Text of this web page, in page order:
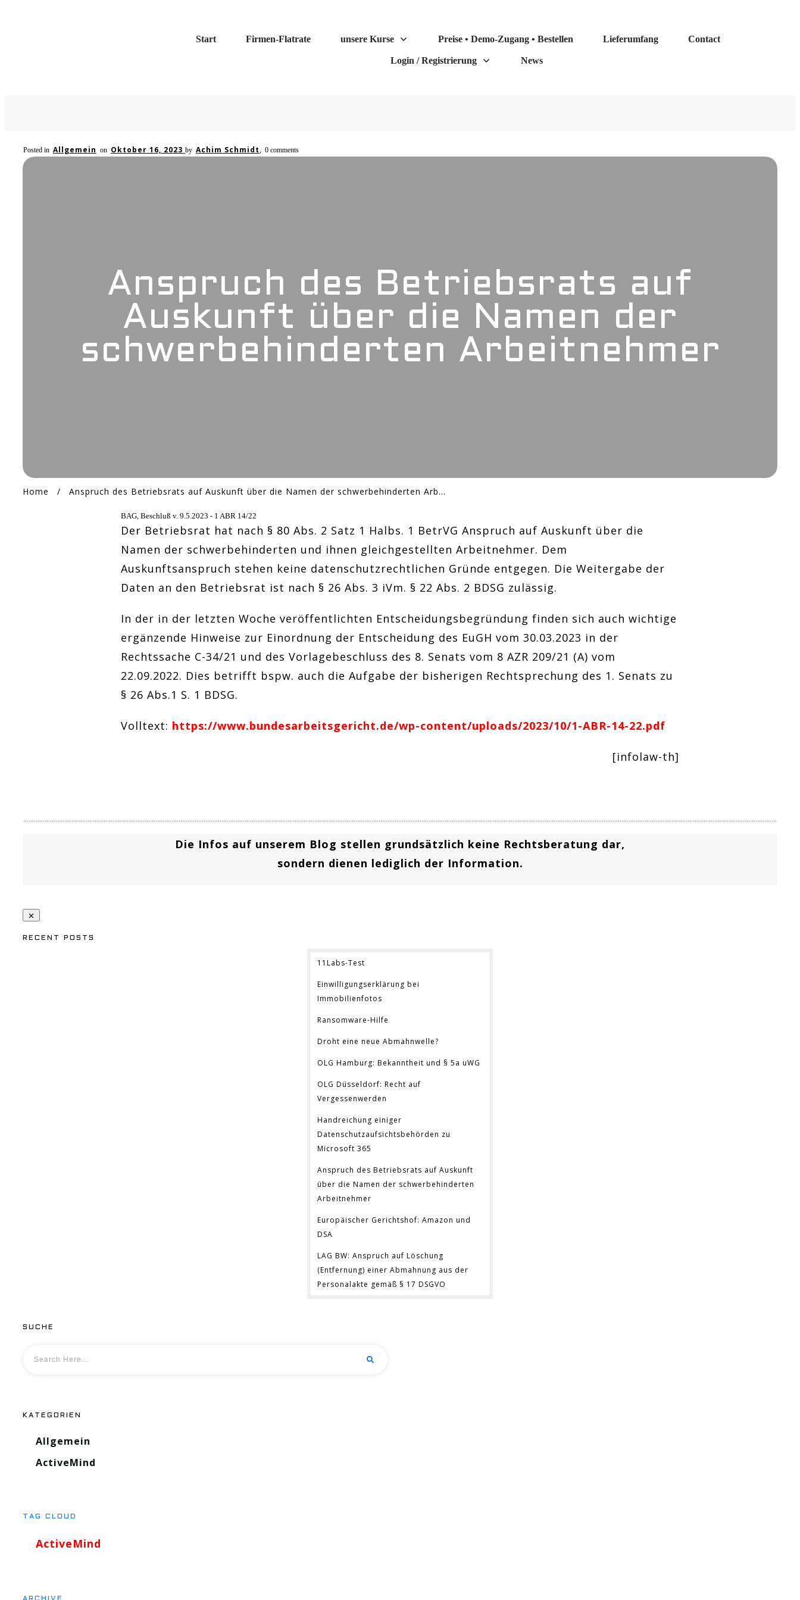
Start Firmen-Flatrate unsere Kurse Preise • Demo-Zugang • Bestellen Lieferumfang Contact
Login / Registrierung News
Posted in Allgemein on Oktober 16, 2023 by Achim Schmidt, 0 comments
Anspruch des Betriebsrats auf
Auskunft über die Namen der
schwerbehinderten Arbeitnehmer
Home / Anspruch des Betriebsrats auf Auskunft über die Namen der schwerbehinderten Arbeitnehmer
BAG, Beschluß v. 9.5.2023 - 1 ABR 14/22
Der Betriebsrat hat nach § 80 Abs. 2 Satz 1 Halbs. 1 BetrVG Anspruch auf Auskunft über die
Namen der schwerbehinderten und ihnen gleichgestellten Arbeitnehmer. Dem
Auskunftsanspruch stehen keine datenschutzrechtlichen Gründe entgegen. Die Weitergabe der
Daten an den Betriebsrat ist nach § 26 Abs. 3 iVm. § 22 Abs. 2 BDSG zulässig.
In der in der letzten Woche veröffentlichten Entscheidungsbegründung finden sich auch wichtige
ergänzende Hinweise zur Einordnung der Entscheidung des EuGH vom 30.03.2023 in der
Rechtssache C-34/21 und des Vorlagebeschluss des 8. Senats vom 8 AZR 209/21 (A) vom
22.09.2022. Dies betrifft bspw. auch die Aufgabe der bisherigen Rechtsprechung des 1. Senats zu
§ 26 Abs.1 S. 1 BDSG.
Volltext: https://www.bundesarbeitsgericht.de/wp-content/uploads/2023/10/1-ABR-14-22.pdf
[infolaw-th]
Die Infos auf unserem Blog stellen grundsätzlich keine Rechtsberatung dar,
sondern dienen lediglich der Information.
RECENT POSTS
11Labs-Test
Einwilligungserklärung bei
Immobilienfotos
Ransomware-Hilfe
Droht eine neue Abmahnwelle?
OLG Hamburg: Bekanntheit und § 5a uWG
OLG Düsseldorf: Recht auf
Vergessenwerden
Handreichung einiger
Datenschutzaufsichtsbehörden zu
Microsoft 365
Anspruch des Betriebsrats auf Auskunft
über die Namen der schwerbehinderten
Arbeitnehmer
Europäischer Gerichtshof: Amazon und
DSA
LAG BW: Anspruch auf Löschung
(Entfernung) einer Abmahnung aus der
Personalakte gemäß § 17 DSGVO
SUCHE
KATEGORIEN
Allgemein
ActiveMind
TAG CLOUD
ActiveMind